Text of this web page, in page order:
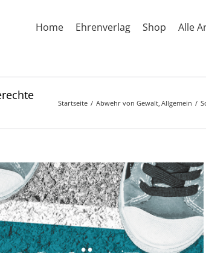
Home Ehrenverlag Shop Alle
Startseite Abwehr von Gewalt Allgemein